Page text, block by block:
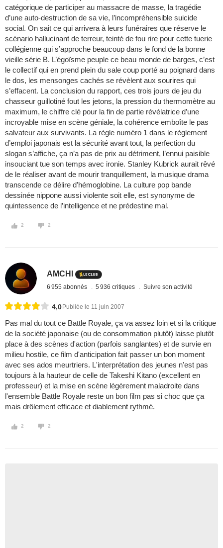
catégorique de participer au massacre de masse, la tragédie
d’une auto-destruction de sa vie, l’incompréhensible suicide
social. On sait ce qui arrivera à leurs funéraires que réserve le
scénario hallucinant de terreur, teinté de fou rire pour cette tuerie
collégienne qui s’approche beaucoup dans le fond de la bonne
vieille série B. L’égoïsme peuple ce beau monde de barges, c’est
le collectif qui en prend plein du sale coup porté au poignard dans
le dos, les mensonges cachés se révèlent aux sourires qui
s’effacent. La conclusion du rapport, ces trois jours de jeu du
chasseur guillotiné fout les jetons, la pression du thermomètre au
maximum, le chiffre clé pour la fin de partie révélatrice d’une
incroyable mise en scène géniale, la cohérence emboîte le pas
salvateur aux survivants. La règle numéro 1 dans le règlement
d’emploi japonais est la sécurité avant tout, la perfection du
slogan s’affiche, ça n’a pas de prix au détriment, l’ennui paisible
insouciant tue son temps avec ironie. Stanley Kubrick aurait rêvé
de le réaliser avant de mourir tranquillement, la musique drama
transcende ce délire d’hémoglobine. La culture pop bande
dessinée nippone aussi violente soit elle, est synonyme de
quintessence de l’intelligence et ne prédestine mal.
2 2
AMCHI
6 955 abonnés 5 936 critiques Suivre son activité
4,0 Publiée le 11 juin 2007
Pas mal du tout ce Battle Royale, ça va assez loin et si la critique
de la société japonaise (ou de consommation plutôt) laisse plutôt
place à des scènes d'action (parfois sanglantes) et de survie en
milieu hostile, ce film d'anticipation fait passer un bon moment
avec ses ados meurtriers. L'interprétation des jeunes n'est pas
toujours à la hauteur de celle de Takeshi Kitano (excellent en
professeur) et la mise en scène légèrement maladroite dans
l'ensemble Battle Royale reste un bon film pas si choc que ça
mais drôlement efficace et diablement rythmé.
2 2